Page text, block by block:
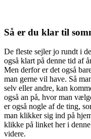
Så er du klar til
De fleste sejler jo rundt i
også klart på denne tid af
Men derfor er det også
man gerne vil have. Så
selv eller andre, kan
også an på, hvor man
er også nogle af de ting,
man klikker sig ind på
klikke på linket her i
videre.